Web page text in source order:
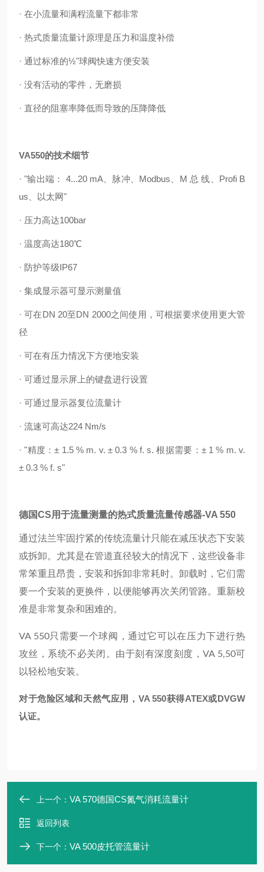
· 在小流量和满程流量下都非常
· 热式质量流量计原理是压力和温度补偿
· 通过标准的½"球阀快速方便安装
· 没有活动的零件，无磨损
· 直径的阻塞率降低而导致的压降降低
VA550的技术细节
· "输出端： 4...20 mA、脉冲、Modbus、M 总 线、Profi B
us、以太网"
· 压力高达100bar
· 温度高达180℃
· 防护等级IP67
· 集成显示器可显示测量值
· 可在DN 20至DN 2000之间使用，可根据要求使用更大管
径
· 可在有压力情况下方便地安装
· 可通过显示屏上的键盘进行设置
· 可通过显示器复位流量计
· 流速可高达224 Nm/s
· "精度：± 1.5 % m. v. ± 0.3 % f. s. 根据需要：± 1 % m. v.
± 0.3 % f. s"
德国CS用于流量测量的热式质量流量传感器-VA 550
通过法兰牢固拧紧的传统流量计只能在减压状态下安装
或拆卸。尤其是在管道直径较大的情况下，这些设备非
常笨重且昂贵，安装和拆卸非常耗时。卸载时，它们需
要一个安装的更换件，以便能够再次关闭管路。重新校
准是非常复杂和困难的。
VA 550只需要一个球阀，通过它可以在压力下进行热
攻丝，系统不必关闭。由于刻有深度刻度，VA 5,50可
以轻松地安装。
对于危险区域和天然气应用，VA 550获得ATEX或DVGW
认证。
上一个： VA 570德国CS氮气消耗流量计
返回列表
下一个： VA 500皮托管流量计